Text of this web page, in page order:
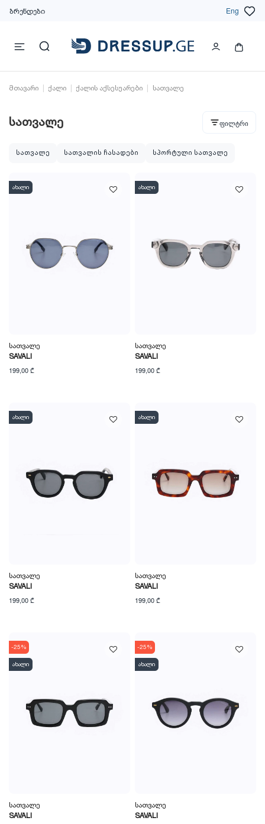
ბრენდები Eng
მთავარი ქალი ქალის აქსესუარები სათვალე
სათვალე ფილტრი
სათვალე სათვალის ჩასადები სპორტული სათვალე
ახალი
Სათვალე
SAVALI
199,00 ₾
ახალი
Სათვალე
SAVALI
199,00 ₾
ახალი
Სათვალე
SAVALI
199,00 ₾
ახალი
Სათვალე
SAVALI
199,00 ₾
-25%
ახალი
Სათვალე
SAVALI
-25%
ახალი
Სათვალე
SAVALI